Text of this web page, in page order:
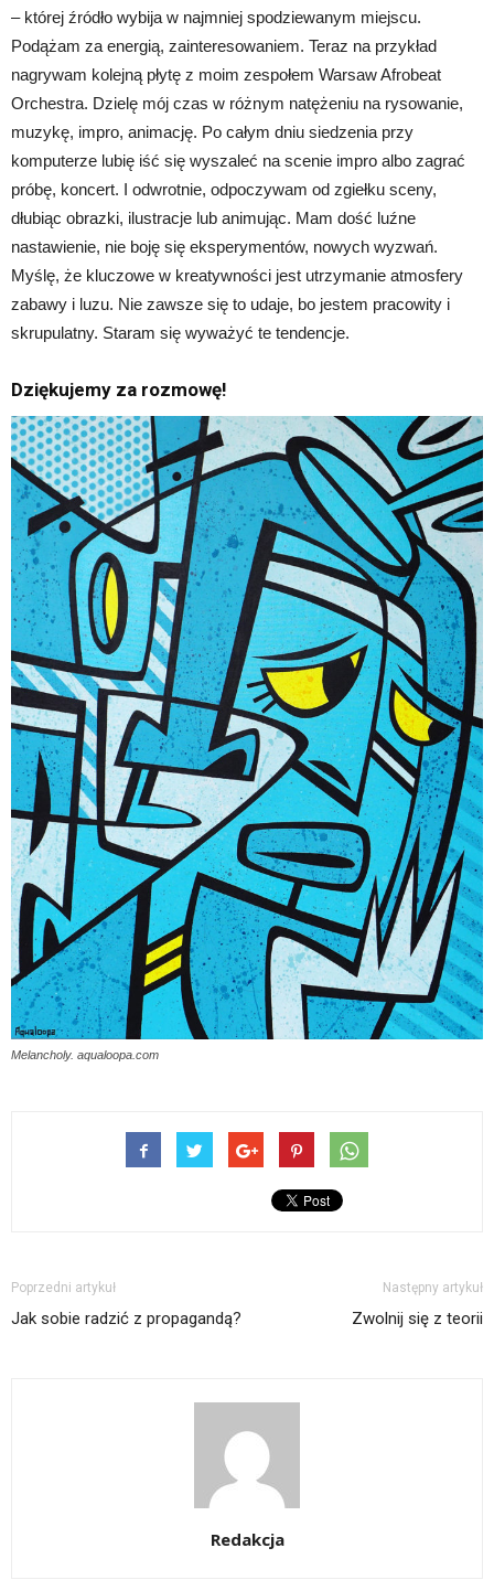
– której źródło wybija w najmniej spodziewanym miejscu.
Podążam za energią, zainteresowaniem. Teraz na przykład
nagrywam kolejną płytę z moim zespołem Warsaw Afrobeat
Orchestra. Dzielę mój czas w różnym natężeniu na rysowanie,
muzykę, impro, animację. Po całym dniu siedzenia przy
komputerze lubię iść się wyszaleć na scenie impro albo zagrać
próbę, koncert. I odwrotnie, odpoczywam od zgiełku sceny,
dłubiąc obrazki, ilustracje lub animując. Mam dość luźne
nastawienie, nie boję się eksperymentów, nowych wyzwań.
Myślę, że kluczowe w kreatywności jest utrzymanie atmosfery
zabawy i luzu. Nie zawsze się to udaje, bo jestem pracowity i
skrupulatny. Staram się wyważyć te tendencje.
Dziękujemy za rozmowę!
Melancholy. aqualoopa.com
Poprzedni artykuł
Jak sobie radzić z propagandą?
Następny artykuł
Zwolnij się z teorii
Redakcja